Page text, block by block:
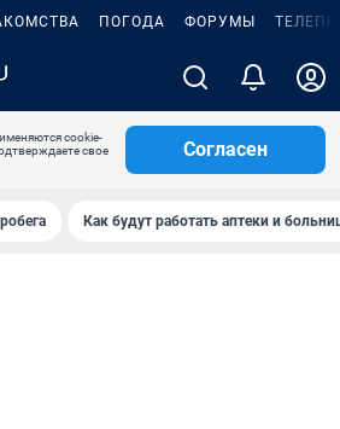
ПОГОДА ФОРУМЫ
cookie-
свое
Согласен
Как будут работать аптеки и